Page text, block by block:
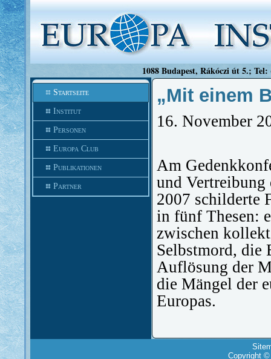
1088 Budapest, Rákóczi út 5.;
Startseite
Institut
Personen
Europa Club
Publikationen
Partner
„Mit einem
16. November
Am
und Vertreibung
2007 schilderte
in fünf Thesen:
zwischen
Selbstmord, die
Auflösung der
die Mängel der
Europas.
Copyright ©